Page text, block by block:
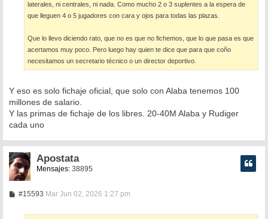
laterales, ni centrales, ni nada. Como mucho 2 o 3 suplentes a la espera de
que lleguen 4 o 5 jugadores con cara y ojos para todas las plazas.
Que lo llevo diciendo rato, que no es que no fichemos, que lo que pasa es que
acertamos muy poco. Pero luego hay quien te dice que para que coño
necesitamos un secretario técnico o un director deportivo.
Y eso es solo fichaje oficial, que solo con Alaba tenemos 100
millones de salario.
Y las primas de fichaje de los libres. 20-40M Alaba y Rudiger
cada uno
Apostata
Mensajes:38895
#15593MMar Jun 02, 2026 1:27 pm